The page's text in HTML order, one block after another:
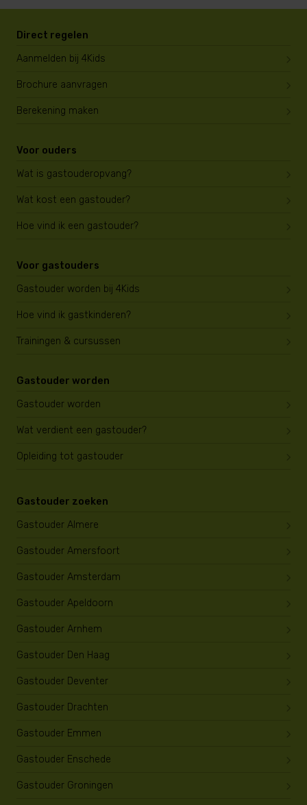
Direct regelen
Aanmelden bij 4Kids
Brochure aanvragen
Berekening maken
Voor ouders
Wat is gastouderopvang?
Wat kost een gastouder?
Hoe vind ik een gastouder?
Voor gastouders
Gastouder worden bij 4Kids
Hoe vind ik gastkinderen?
Trainingen & cursussen
Gastouder worden
Gastouder worden
Wat verdient een gastouder?
Opleiding tot gastouder
Gastouder zoeken
Gastouder Almere
Gastouder Amersfoort
Gastouder Amsterdam
Gastouder Apeldoorn
Gastouder Arnhem
Gastouder Den Haag
Gastouder Deventer
Gastouder Drachten
Gastouder Emmen
Gastouder Enschede
Gastouder Groningen